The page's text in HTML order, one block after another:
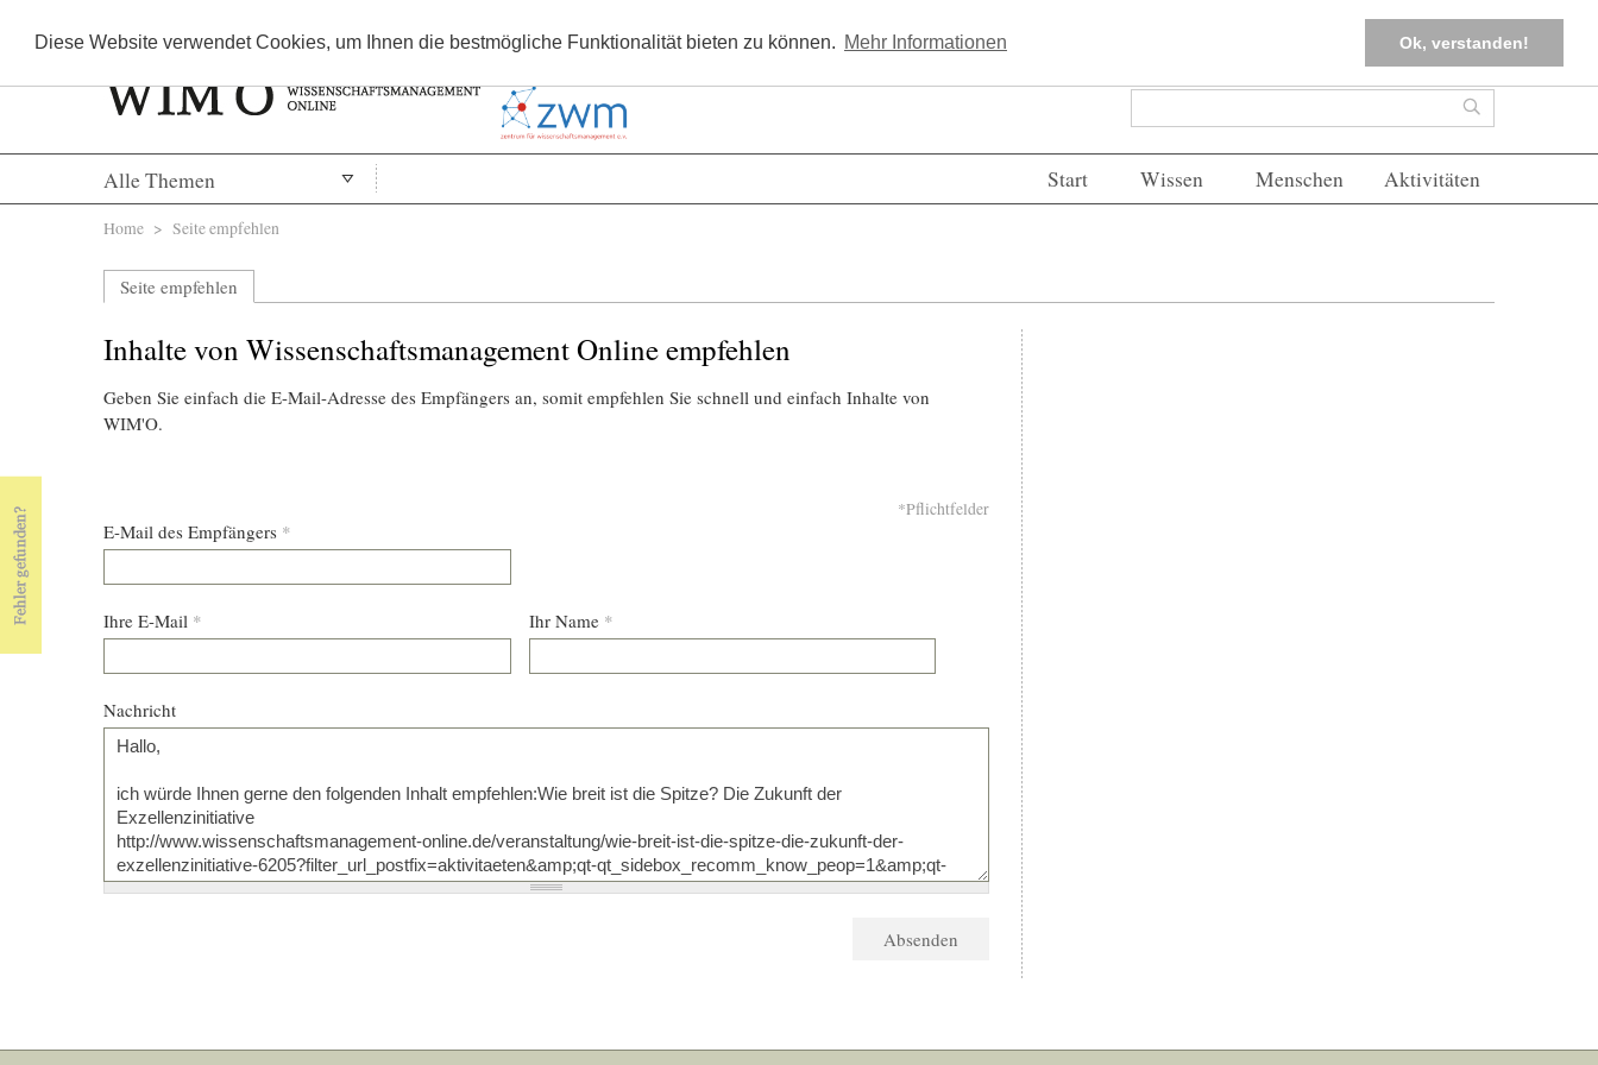
Diese Website verwendet Cookies, um Ihnen die bestmögliche Funktionalität bieten zu können. Mehr Informationen Ok, verstanden!
Kostenlos registrieren FAQs Einloggen
Suchformular Suche
Alle Themen Start Wissen Menschen Aktivitäten
Sie sind hier
Home > Seite empfehlen
Seite empfehlen
Inhalte von Wissenschaftsmanagement Online empfehlen
Geben Sie einfach die E-Mail-Adresse des Empfängers an, somit empfehlen Sie schnell und einfach Inhalte von
WIM'O.
*Pflichtfelder
E-Mail des Empfängers *
Ihre E-Mail * Ihr Name *
Nachricht